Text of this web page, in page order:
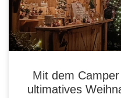
Mit dem
ultimatives